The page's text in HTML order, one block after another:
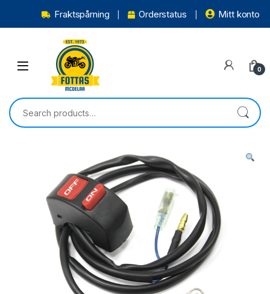
Fraktspårning Orderstatus Mitt konto
0